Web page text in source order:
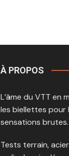
À PROPOS
L’âme du VTT en
les biellettes pour
sensations brutes.
Tests terrain,